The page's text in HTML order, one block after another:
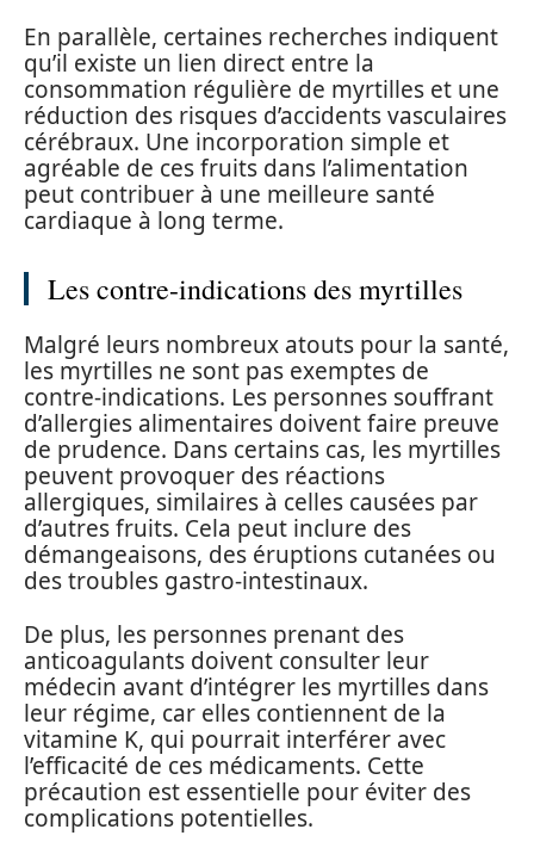
En parallèle, certaines recherches indiquent
qu’il existe un lien direct entre la
consommation régulière de myrtilles et une
réduction des risques d’accidents vasculaires
cérébraux. Une incorporation simple et
agréable de ces fruits dans l’alimentation
peut contribuer à une meilleure santé
cardiaque à long terme.
Les contre-indications des myrtilles
Malgré leurs nombreux atouts pour la santé,
les myrtilles ne sont pas exemptes de
contre-indications. Les personnes souffrant
d’allergies alimentaires doivent faire preuve
de prudence. Dans certains cas, les myrtilles
peuvent provoquer des réactions
allergiques, similaires à celles causées par
d’autres fruits. Cela peut inclure des
démangeaisons, des éruptions cutanées ou
des troubles gastro-intestinaux.
De plus, les personnes prenant des
anticoagulants doivent consulter leur
médecin avant d’intégrer les myrtilles dans
leur régime, car elles contiennent de la
vitamine K, qui pourrait interférer avec
l’efficacité de ces médicaments. Cette
précaution est essentielle pour éviter des
complications potentielles.